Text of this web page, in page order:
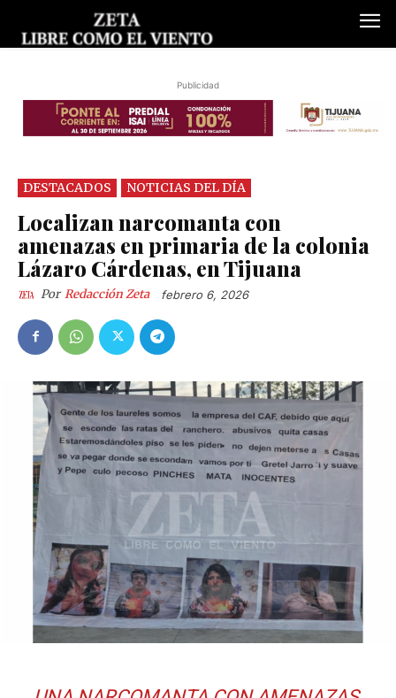
Publicidad
DESTACADOS NOTICIAS DEL DÍA
Localizan narcomanta con
amenazas en primaria de la colonia
Lázaro Cárdenas, en Tijuana
Por Redacción Zeta febrero 6, 2026